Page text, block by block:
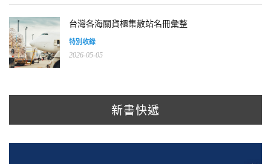
台灣各海關貨櫃集散站名冊彙整
特別收錄
2026-05-05
新書快遞